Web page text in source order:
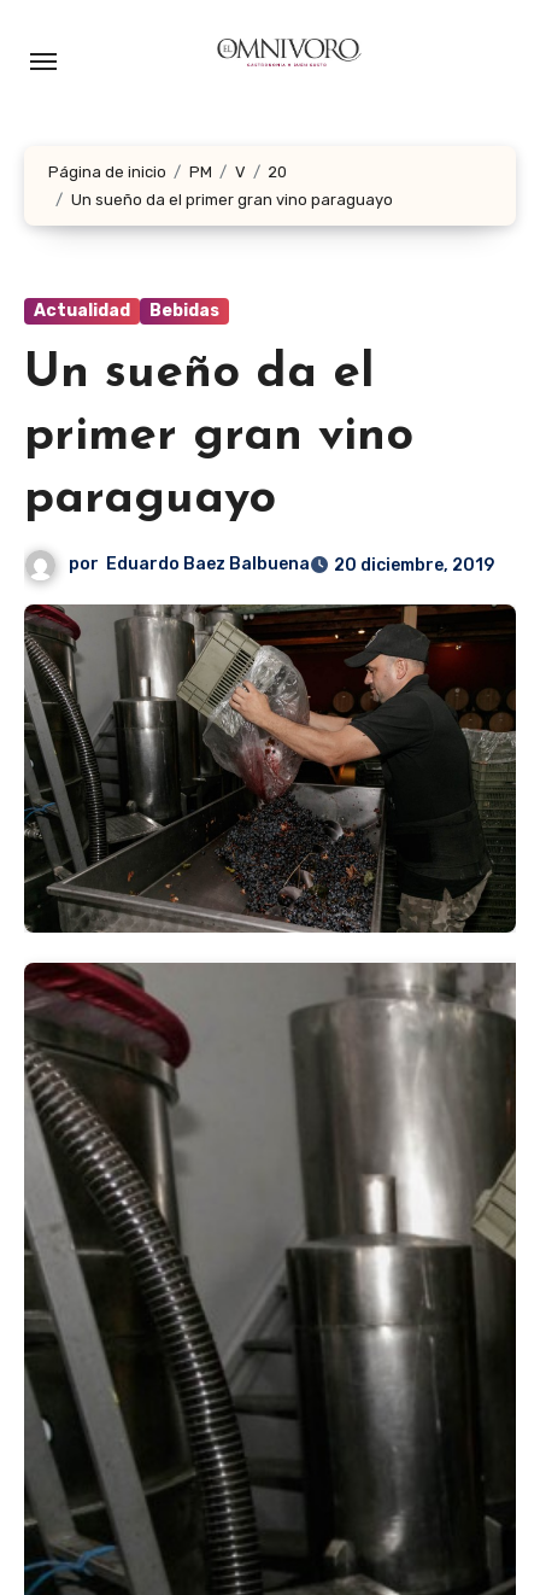
Página de inicio PM V
20
Un sueño da el primer gran vino paraguayo
Actualidad Bebidas
Un sueño da el
primer gran vino
paraguayo
por Eduardo Baez Balbuena 20 diciembre, 2019